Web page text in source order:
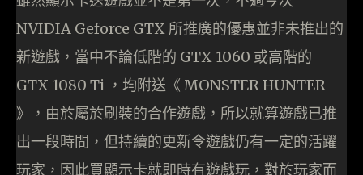
NVIDIA Geforce GTX 所推廣的優惠並非未推出的
新遊戲，當中不論低階的 GTX 1060 或高階的
GTX 1080 Ti ，均附送《 MONSTER HUNTER
》，由於屬於刷裝的合作遊戲，所以就算遊戲已推
出一段時間，但持續的更新令遊戲仍有一定的活躍
玩家，因此買顯示卡就即時有遊戲玩，對於玩家而